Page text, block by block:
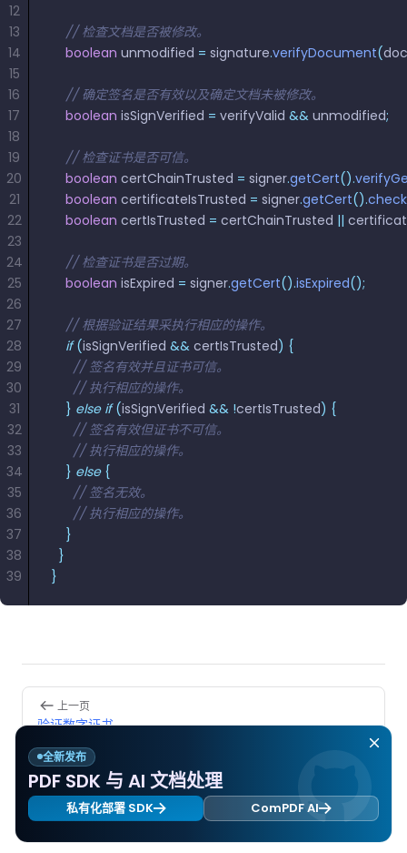
免费试用: 立即获取您的 30 天免费试用许可证。
C++ 指
南
PHP 指
南
Python
指南
Node.js
Ruby 指
Go 指南
Native 指
南
全新发布
PDF SDK 与 AI 文档处理
私有化部署 SDK ComPDF AI
    // 检查文档是否被修改。
    boolean
unmodified = signature.verifyDocument(
    // 确定签名是否有效以及确定文档未被修改。
    boolean
isSignVerified = verifyValid && unmodified;
    // 检查证书是否可信。
    boolean
certChainTrusted = signer.getCert().
    boolean
certificateIsTrusted = signer.getCert().
    boolean
certIsTrusted = certChainTrusted ||
    // 检查证书是否过期。
    boolean
isExpired = signer.getCert().isExpired();
    // 根据验证结果采执行相应的操作。
    if
(isSignVerified && certIsTrusted) {
      // 签名有效并且证书可信。
      // 执行相应的操作。
    }
else if (isSignVerified && !certIsTrusted) {
      // 签名有效但证书不可信。
      // 执行相应的操作。
    }
else {
      // 签名无效。
      // 执行相应的操作。
    }
  }
}
12
13
14
15
16
17
18
19
20
21
22
23
24
25
26
27
28
29
30
31
32
33
34
35
36
37
38
39
Pager上一页
验证数字证书
信任证书